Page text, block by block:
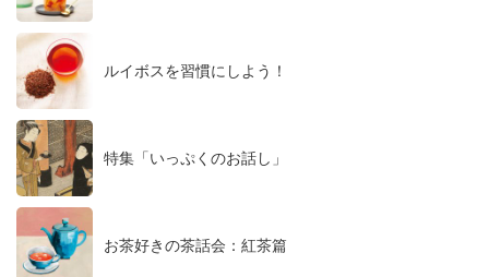
ルイボスを習慣にしよう！
特集「いっぷくのお話し」
お茶好きの茶話会：紅茶篇